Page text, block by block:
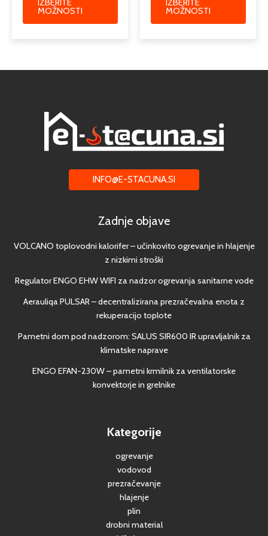
IZBERITE
MOŽNOSTI
IZBERITE
MOŽNOSTI
INFO@E-STACUNA.SI
Zadnje objave
VOLCANO toplovodni kalorifer – učinkovito ogrevanje in hlajenje
z nizkimi stroški
Regulator ENGO EHW WIFI za nadzor ogrevanja sanitarne vode
Aerauliqa PULSAR – decentralizirana prezračevalna enota z
rekuperacijo toplote
Pametni dom pod nadzorom: SALUS SIR600 IR upravljalnik za
klimatske naprave
ENGO EFAN-230W – pametni krmilnik za ventilatorske
konvektorje in grelnike
Kategorije
ogrevanje
vodovod
prezračevanje
hlajenje
plin
drobni material